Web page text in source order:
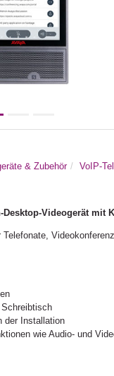
& Zubehör VoIP-
Desktop-Videogerät mit
der Installation
wie Audio- und